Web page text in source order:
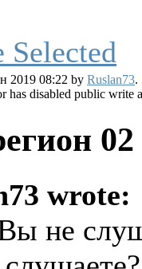
2019 08:22 by Ruslan73.
has disabled public write
wrote:
не